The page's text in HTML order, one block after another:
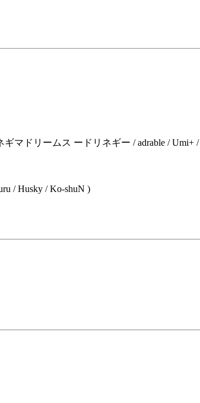
ドリームス ードリネギー / adrable / Umi+ /
/ Husky / Ko-shuN )